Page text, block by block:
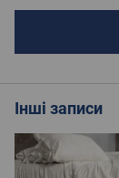
Інші записи